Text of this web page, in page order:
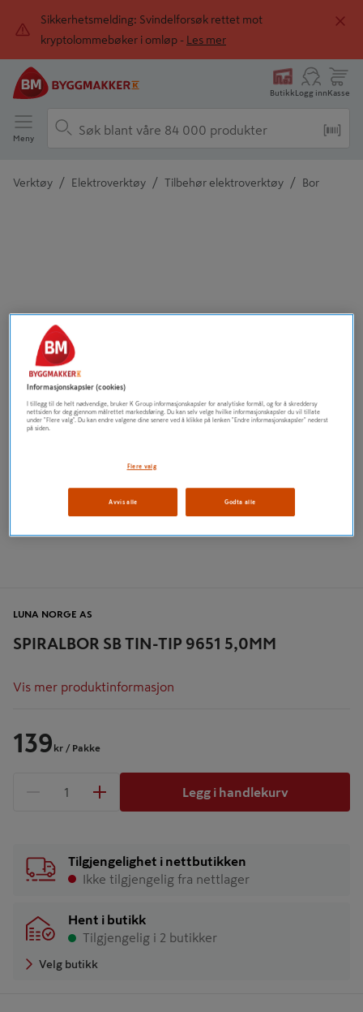
Sikkerhetsmelding: Svindelforsøk rettet mot
kryptolommebøker i omløp -
Les mer
ButikkLogg innKasse
Meny
Verktøy / Elektroverktøy / Tilbehør elektroverktøy / Bor
SPIRALBOR SB TIN-TIP 9651 5,0MM
LUNA NORGE AS
Vis mer produktinformasjon
139 kr / Pakke
1 produkter
Legg i handlekurv
Tilgjengelighet i nettbutikken
Ikke tilgjengelig fra nettlager
Hent i butikk
Tilgjengelig i 2 butikker
Velg butikk
Informasjonskapsler (cookies)
I tillegg til de helt nødvendige, bruker K Group informasjonskapsler for analytiske formål, og for å skreddersy
nettsiden for deg gjennom målrettet markedsføring. Du kan selv velge hvilke informasjonskapsler du vil tillate
under "Flere valg". Du kan endre valgene dine senere ved å klikke på lenken "Endre informasjonskapsler" nederst
på siden.
Flere valg
Avvis alle Godta alle